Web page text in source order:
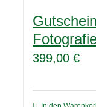
399,00 €